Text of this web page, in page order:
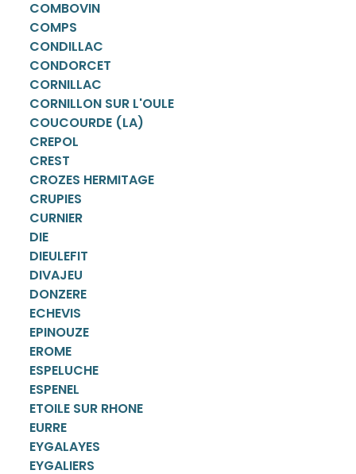
COMBOVIN
COMPS
CONDILLAC
CONDORCET
CORNILLAC
CORNILLON SUR L'OULE
COUCOURDE (LA)
CREPOL
CREST
CROZES HERMITAGE
CRUPIES
CURNIER
DIE
DIEULEFIT
DIVAJEU
DONZERE
ECHEVIS
EPINOUZE
EROME
ESPELUCHE
ESPENEL
ETOILE SUR RHONE
EURRE
EYGALAYES
EYGALIERS